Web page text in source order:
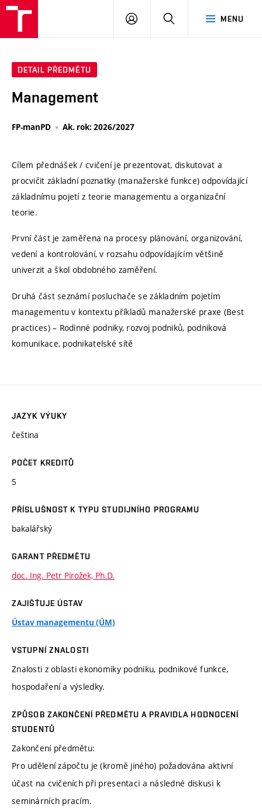
MENU
PŘIHLÁSIT
DETAIL PŘEDMĚTU
Management
FP-manPD Ak. rok: 2026/2027
Cílem přednášek / cvičení je prezentovat, diskutovat a
procvičit základní poznatky (manažerské funkce) odpovídající
základnímu pojetí z teorie managementu a organizační
teorie.
První část je zaměřena na procesy plánování, organizování,
vedení a kontrolování, v rozsahu odpovídajícím většině
univerzit a škol obdobného zaměření.
Druhá část seznámí posluchače se základním pojetím
managementu v kontextu příkladů manažerské praxe (Best
practices) – Rodinné podniky, rozvoj podniků, podniková
komunikace, podnikatelské sítě
JAZYK VÝUKY
čeština
POČET KREDITŮ
5
PŘÍSLUŠNOST K TYPU STUDIJNÍHO PROGRAMU
bakalářský
GARANT PŘEDMĚTU
doc. Ing. Petr Pirožek, Ph.D.
ZAJIŠŤUJE ÚSTAV
Ústav managementu (ÚM)
VSTUPNÍ ZNALOSTI
Znalosti z oblasti ekonomiky podniku, podnikové funkce,
hospodaření a výsledky.
ZPŮSOB ZAKONČENÍ PŘEDMĚTU A PRAVIDLA HODNOCENÍ
STUDENTŮ
Zakončení předmětu:
Pro udělení zápočtu je (kromě jiného) požadována aktivní
účast na cvičeních při presentaci a následné diskusi k
seminárních pracím.